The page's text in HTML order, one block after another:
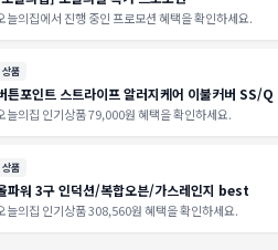
늘의집에서 진행 중인 프로모션 혜택을 확인하세요.
상품
튼포인트 스트라이프 알러지케어 이불커버 SS/
늘의집 인기상품 79,000원 혜택을 확인하세요.
상품
파워 3구 인덕션/복합오븐/가스레인지 best
늘의집 인기상품 308,560원 혜택을 확인하세요.